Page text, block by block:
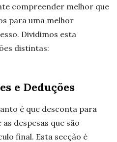
compreender melhor que
para uma melhor
Dividimos esta
distintas:
e Deduções
é que desconta para
despesas que são
final. Esta secção é